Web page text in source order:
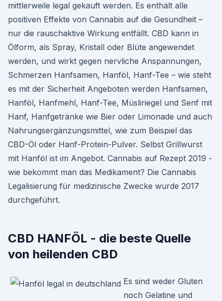
mittlerweile legal gekauft werden. Es enthält alle
positiven Effekte von Cannabis auf die Gesundheit –
nur die rauschaktive Wirkung entfällt. CBD kann in
Ölform, als Spray, Kristall oder Blüte angewendet
werden, und wirkt gegen nervliche Anspannungen,
Schmerzen Hanfsamen, Hanföl, Hanf-Tee – wie steht
es mit der Sicherheit Angeboten werden Hanfsamen,
Hanföl, Hanfmehl, Hanf-Tee, Müsliriegel und Senf mit
Hanf, Hanfgetränke wie Bier oder Limonade und auch
Nahrungsergänzungsmittel, wie zum Beispiel das
CBD-Öl oder Hanf-Protein-Pulver. Selbst Grillwurst
mit Hanföl ist im Angebot. Cannabis auf Rezept 2019 -
wie bekommt man das Medikament? Die Cannabis
Legalisierung für medizinische Zwecke wurde 2017
durchgeführt.
CBD HANFÖL - die beste Quelle
von heilenden CBD
Es sind weder Gluten
noch Gelatine und